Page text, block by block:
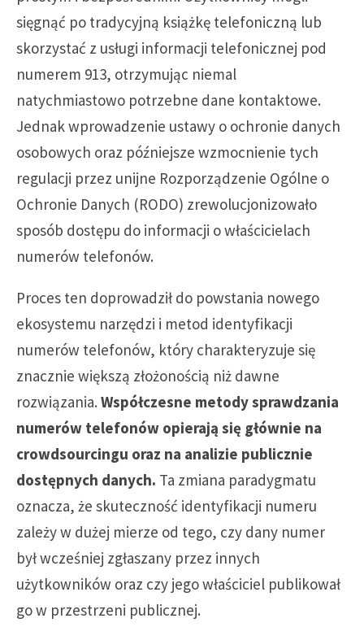
sięgnąć po tradycyjną książkę telefoniczną lub
skorzystać z usługi informacji telefonicznej pod
numerem 913, otrzymując niemal
natychmiastowo potrzebne dane kontaktowe.
Jednak wprowadzenie ustawy o ochronie danych
osobowych oraz późniejsze wzmocnienie tych
regulacji przez unijne Rozporządzenie Ogólne o
Ochronie Danych (RODO) zrewolucjonizowało
sposób dostępu do informacji o właścicielach
numerów telefonów.
Proces ten doprowadził do powstania nowego
ekosystemu narzędzi i metod identyfikacji
numerów telefonów, który charakteryzuje się
znacznie większą złożonością niż dawne
rozwiązania. Współczesne metody sprawdzania
numerów telefonów opierają się głównie na
crowdsourcingu oraz na analizie publicznie
dostępnych danych. Ta zmiana paradygmatu
oznacza, że skuteczność identyfikacji numeru
zależy w dużej mierze od tego, czy dany numer
był wcześniej zgłaszany przez innych
użytkowników oraz czy jego właściciel publikował
go w przestrzeni publicznej.